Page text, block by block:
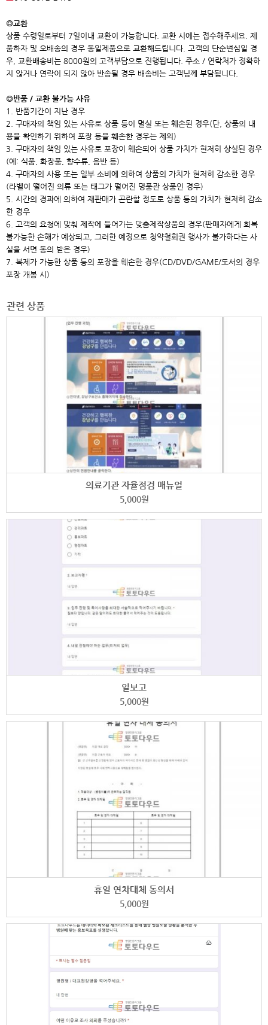
◎교환
상품 수령일로부터 7일이내 교환이 가능합니다. 교환 시에는 접수해주세요. 제
품하자 및 오배송의 경우 동일제품으로 교환해드립니다. 고객의 단순변심일 경
우, 교환배송비는 8000원의 고객부담으로 진행됩니다. 주소 / 연락처가 정확하
지 않거나 연락이 되지 않아 반송될 경우 배송비는 고객님께 부담됩니다.
◎반품 / 교환 불가능 사유
1. 반품기간이 지난 경우
2. 구매자의 책임 있는 사유로 상품 등이 멸실 또는 훼손된 경우(단, 상품의 내
용을 확인하기 위하여 포장 등을 훼손한 경우는 제외)
3. 구매자의 책임 있는 사유로 포장이 훼손되어 상품 가치가 현저히 상실된 경우
(예: 식품, 화장품, 향수류, 음반 등)
4. 구매자의 사용 또는 일부 소비에 의하여 상품의 가치가 현저히 감소한 경우
(라벨이 떨어진 의류 또는 태그가 떨어진 명품관 상품인 경우)
5. 시간의 경과에 의하여 재판매가 곤란할 정도로 상품 등의 가치가 현저히 감소
한 경우
6. 고객의 요청에 맞춰 제작에 들어가는 맞춤제작상품의 경우(판매자에게 회복
불가능한 손해가 예상되고, 그러한 예정으로 청약철회권 행사가 불가하다는 사
실을 서면 동의 받은 경우)
7. 복제가 가능한 상품 등의 포장을 훼손한 경우(CD/DVD/GAME/도서의 경우
포장 개봉 시)
관련 상품
의료기관 자율점검 매뉴얼
5,000원
일보고
5,000원
휴일 연차대체 동의서
5,000원